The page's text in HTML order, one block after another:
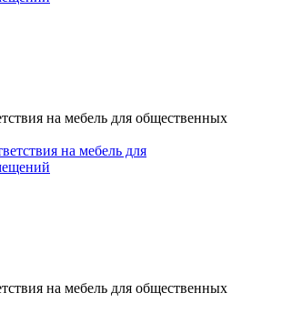
на мебель для общественных
на мебель для общественных